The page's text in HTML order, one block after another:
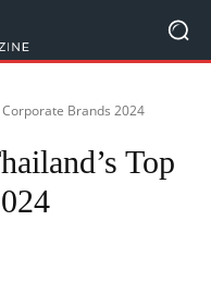
Corporate Brands 2024
Top